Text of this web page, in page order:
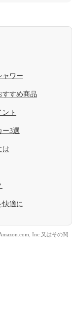
ャワー
すすめ商品
ト
ー3選
は
快適に
Inc.又はその関